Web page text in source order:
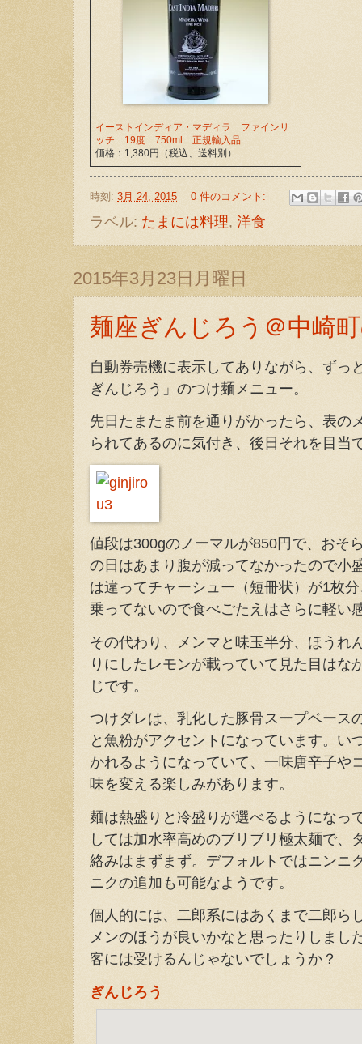
イーストインディア・マディラ ファインリ
ッチ 19度 750ml 正規輸入品
価格：1,380円（税込、送料別）
時刻: 3月 24, 2015 0 件のコメント:
ラベル: たまには料理, 洋食
2015年3月23日月曜日
麺座ぎんじろう＠中崎
自動券売機に表示してありながら、ずっ
ぎんじろう」のつけ麺メニュー。
先日たまたま前を通りがかったら、表の
られてあるのに気付き、後日それを目当
値段は300gのノーマルが850円で、おそ
の日はあまり腹が減ってなかったので小
は違ってチャーシュー（短冊状）が1枚
乗ってないので食べごたえはさらに軽い
その代わり、メンマと味玉半分、ほうれ
りにしたレモンが載っていて見た目はな
じです。
つけダレは、乳化した豚骨スープベース
と魚粉がアクセントになっています。い
かれるようになっていて、一味唐辛子や
味を変える楽しみがあります。
麺は熱盛りと冷盛りが選べるようになっ
しては加水率高めのブリブリ極太麺で、
絡みはまずまず。デフォルトではニンニ
ニクの追加も可能なようです。
個人的には、二郎系にはあくまで二郎ら
メンのほうが良いかなと思ったりしまし
客には受けるんじゃないでしょうか？
ぎんじろう